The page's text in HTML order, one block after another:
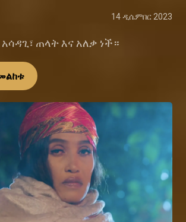
14 ዲሴምበር 2023
ጠላት እና አለቃ ነች።